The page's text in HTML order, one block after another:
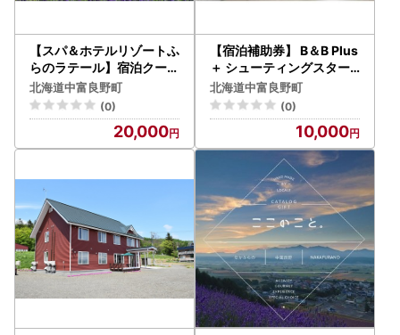
【スパ＆ホテルリゾートふ
らのラテール】宿泊クーポ
ン券（6000円分）【BE-
001】
北海道中富良野町
(0)
20,000
【宿泊補助券】 B＆B Plus
＋ シューティングスター
（3000円分）【BD-001
】
北海道中富良野町
(0)
10,000